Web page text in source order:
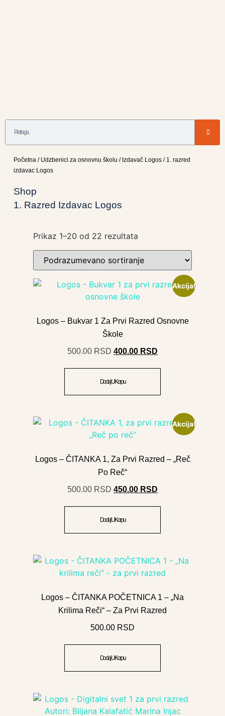
Početna/ Udzbenici za osnovnu školu / Izdavač Logos/ 1. razred
izdavac Logos
Shop
1. Razred Izdavac Logos
Prikaz 1–20 od 22 rezultata
Akcija!
Logos – Bukvar 1 Za Prvi Razred Osnovne
Škole
500.00 RSD 400.00 RSD
Dodaj U Korpu
Akcija!
Logos – ČITANKA 1, Za Prvi Razred – „Reč
Po Reč“
500.00 RSD 450.00 RSD
Dodaj U Korpu
Logos – ČITANKA POČETNICA 1 – „Na
Krilima Reči“ – Za Prvi Razred
500.00 RSD
Dodaj U Korpu